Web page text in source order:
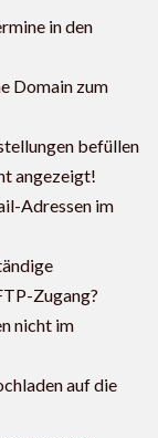
in den
Domain zum
befüllen
angezeigt!
Adressen im
Zugang?
nicht im
auf die